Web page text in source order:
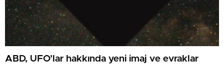
ABD, UFO’lar hakkında yeni imaj ve evraklar